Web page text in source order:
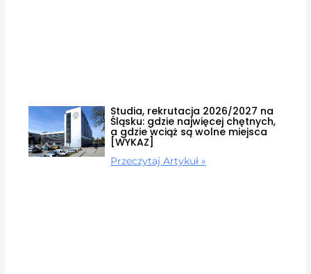
Studia, rekrutacja 2026/2027 na
Śląsku: gdzie najwięcej chętnych,
a gdzie wciąż są wolne miejsca
[WYKAZ]
Przeczytaj Artykuł »